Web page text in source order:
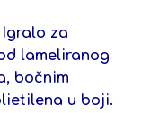
za
lameliranog
bočnim
u boji.